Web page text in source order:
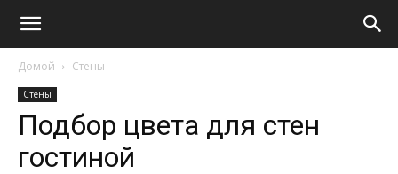
Домой Стены
Стены
Подбор цвета для стен
гостиной